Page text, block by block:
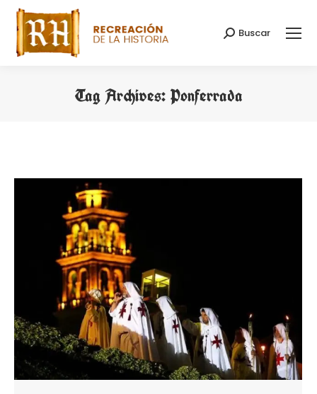
Search:
Buscar
Tag Archives: Ponferrada